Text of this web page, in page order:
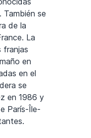
También se
de la
La
franjas
en
en el
se
en 1986 y
París-Île-